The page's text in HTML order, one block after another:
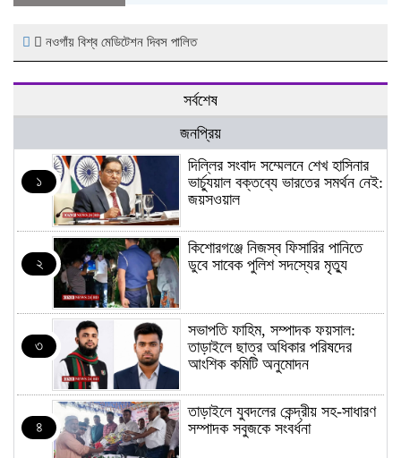
নওগাঁয় বিশ্ব মেডিটেশন দিবস পালিত
সর্বশেষ
জনপ্রিয়
১
দিল্লির সংবাদ সম্মেলনে শেখ হাসিনার
ভার্চ্যুয়াল বক্তব্যে ভারতের সমর্থন নেই:
জয়সওয়াল
২
কিশোরগঞ্জে নিজস্ব ফিসারির পানিতে
ডুবে সাবেক পুলিশ সদস্যের মৃত্যু
৩
সভাপতি ফাহিম, সম্পাদক ফয়সাল:
তাড়াইলে ছাত্র অধিকার পরিষদের
আংশিক কমিটি অনুমোদন
৪
তাড়াইলে যুবদলের কেন্দ্রীয় সহ-সাধারণ
সম্পাদক সবুজকে সংবর্ধনা